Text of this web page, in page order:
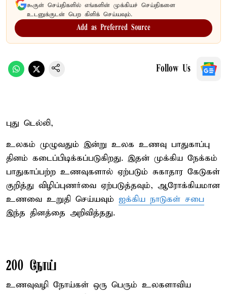
கூகுள் செய்திகளில் எங்களின் முக்கியச் செய்திகளை
உடனுக்குடன் பெற கிளிக் செய்யவும்.
Add as Preferred Source
Follow Us
புது டெல்லி,
உலகம் முழுவதும் இன்று உலக உணவு பாதுகாப்பு
தினம் கடைப்பிடிக்கப்படுகிறது. இதன் முக்கிய நேக்கம்
பாதுகாப்பற்ற உணவுகளால் ஏற்படும் சுகாதார கேடுகள்
குறித்து விழிப்புணர்வை ஏற்படுத்தவும், ஆரோக்கியமான
உணவை உறுதி செய்யவும் ஐக்கிய நாடுகள் சபை
இந்த தினத்தை அறிவித்தது.
200 நோய்
உணவுவழி நோய்கள் ஒரு பெரும் உலகளாவிய